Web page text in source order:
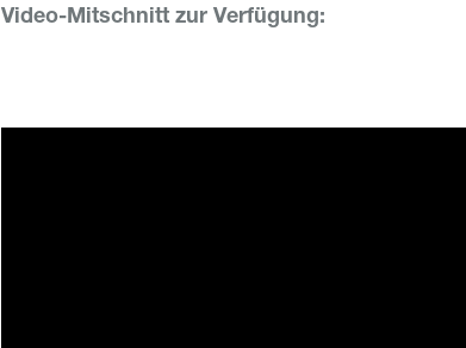
Video-Mitschnitt zur Verfügung: